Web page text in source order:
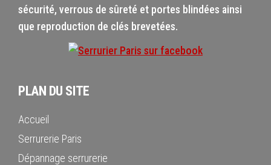
sécurité, verrous de sûreté et portes blindées ainsi
que reproduction de clés brevetées.
PLAN DU SITE
Accueil
Serrurerie Paris
Dépannage serrurerie